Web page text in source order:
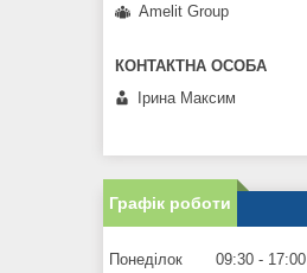
Amelit Group
Ірина Максим
Графік роботи
Понеділок 09:30
17:00